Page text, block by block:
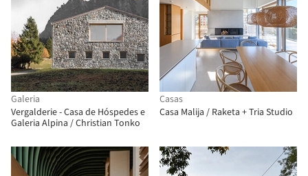
Galeria
Vergalderie - Casa de Hóspedes e
Galeria Alpina / Christian Tonko
Casas
Casa Malija / Raketa + Tria Studio